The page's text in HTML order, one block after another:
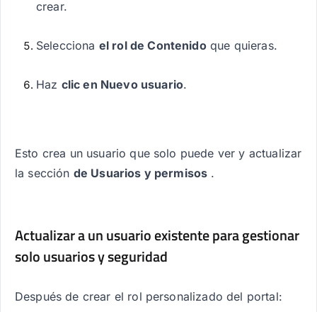
crear.
Selecciona el rol de Contenidoque quieras.
Haz clic en Nuevo usuario.
Esto crea un usuario que solo puede ver y actualizar
la sección de Usuarios y permisos .
Actualizar a un usuario existente para gestionar
solo usuarios y seguridad
Después de crear el rol personalizado del portal: